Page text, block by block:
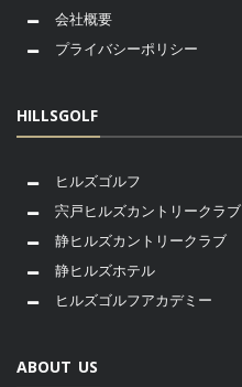
会社概要
プライバシーポリシー
HILLSGOLF
ヒルズゴルフ
宍戸ヒルズカントリークラブ
静ヒルズカントリークラブ
静ヒルズホテル
ヒルズゴルフアカデミー
ABOUT US